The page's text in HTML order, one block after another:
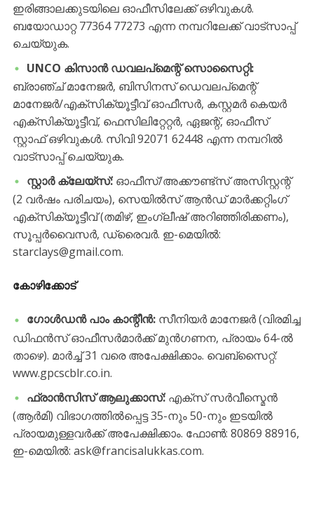
ഇരിങ്ങാലക്കുടയിലെ ഓഫീസിലേക്ക് ഒഴിവുകൾ.
ബയോഡാറ്റ 77364 77273 എന്ന നമ്പറിലേക്ക് വാട്സാപ്പ്
ചെയ്യുക.
UNCO കിസാൻ ഡവലപ്മെന്റ് സൊസൈറ്റി:
ബ്രാഞ്ച് മാനേജർ, ബിസിനസ് ഡെവലപ്മെന്റ്
മാനേജർ/എക്സിക്യൂട്ടീവ് ഓഫീസർ, കസ്റ്റമർ കെയർ
എക്സിക്യൂട്ടീവ്, ഫെസിലിറ്റേറ്റർ, ഏജന്റ്, ഓഫീസ്
സ്റ്റാഫ് ഒഴിവുകൾ. സിവി 92071 62448 എന്ന നമ്പറിൽ
വാട്സാപ്പ് ചെയ്യുക.
സ്റ്റാർ ക്ലേയ്സ്:ഓഫീസ്/അക്കൗണ്ട്സ് അസിസ്റ്റന്റ്
(2 വർഷം പരിചയം), സെയിൽസ് ആൻഡ് മാർക്കറ്റിംഗ്
എക്സിക്യൂട്ടീവ് (തമിഴ്, ഇംഗ്ലീഷ് അറിഞ്ഞിരിക്കണം),
സൂപ്പർവൈസർ, ഡ്രൈവർ. ഇ-മെയിൽ:
starclays@gmail.com.
കോഴിക്കോട്
ഗോൾഡൻ പാം കാന്റീൻ:സീനിയർ മാനേജർ (വിരമിച്ച
ഡിഫൻസ് ഓഫീസർമാർക്ക് മുൻഗണന, പ്രായം 64-ൽ
താഴെ). മാർച്ച് 31 വരെ അപേക്ഷിക്കാം. വെബ്സൈറ്റ്:
www.gpcscblr.co.in.
ഫ്രാൻസിസ് ആലുക്കാസ്:എക്സ് സർവീസ്മെൻ
(ആർമി) വിഭാഗത്തിൽപ്പെട്ട 35-നും 50-നും ഇടയിൽ
പ്രായമുള്ളവർക്ക് അപേക്ഷിക്കാം. ഫോൺ: 80869 88916,
ഇ-മെയിൽ: ask@francisalukkas.com.